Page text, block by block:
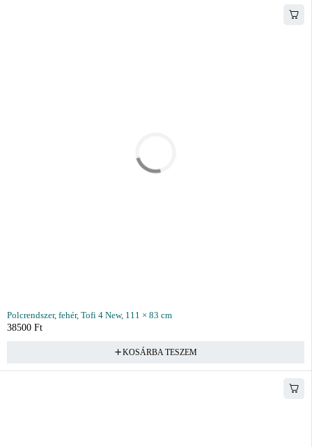
Polcrendszer, fehér, Tofi 4 New, 111 × 83 cm
38500 Ft
KOSÁRBA TESZEM